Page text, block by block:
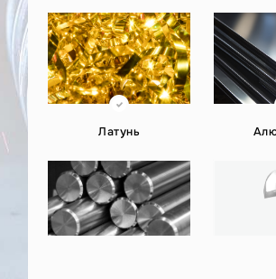
интерьерных светильников до
прожекторов.
Отправьте ваш проект по
корпусов для светильников или
https://wa.me/+79268941500
kp@металлэкспресс.рф.
Латунь